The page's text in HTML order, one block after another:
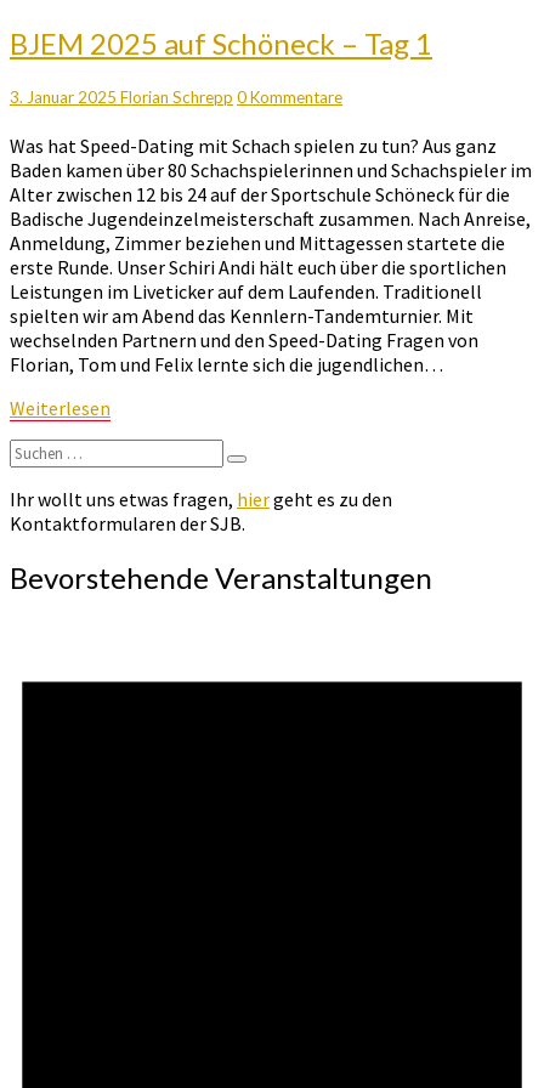
BJEM
2025
auf
Schöneck
–
Tag
1
BJEM 2025 auf Schöneck – Tag 1
3. Januar 2025 Florian Schrepp Kommentare
0 Kommentare
Was hat Speed-Dating mit Schach spielen zu tun? Aus ganz
Baden kamen über 80 Schachspielerinnen und Schachspieler im
Alter zwischen 12 bis 24 auf der Sportschule Schöneck für die
Badische Jugendeinzelmeisterschaft zusammen. Nach Anreise,
Anmeldung, Zimmer beziehen und Mittagessen startete die
erste Runde. Unser Schiri Andi hält euch über die sportlichen
Leistungen im Liveticker auf dem Laufenden. Traditionell
spielten wir am Abend das Kennlern-Tandemturnier. Mit
wechselnden Partnern und den Speed-Dating Fragen von
Florian, Tom und Felix lernte sich die jugendlichen…
Weiterlesen
Suchen
nach:
Suchen
Ihr wollt uns etwas fragen, hiergeht es zu den
Kontaktformularen der SJB.
Bevorstehende Veranstaltungen